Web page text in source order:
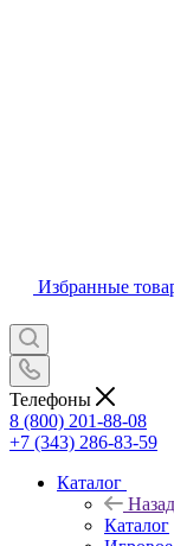
Избранные
Телефоны
8 (800) 201-88-08
+7 (343) 286-83-59
Каталог
Назад
Каталог